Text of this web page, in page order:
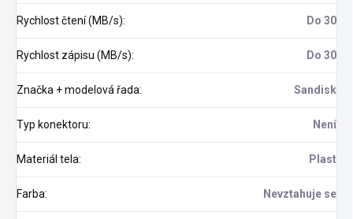
Rychlost čtení (MB/s): Do 30
Rychlost zápisu (MB/s): Do 30
Značka + modelová řada: Sandisk
Typ konektoru: Není
Materiál tela: Plast
Farba: Nevztahuje se